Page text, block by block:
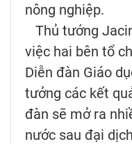
nông nghiệp.
Thủ tướng
việc hai bên tổ
Diễn đàn Giáo
tưởng các kết
đàn sẽ mở ra
nước sau đại